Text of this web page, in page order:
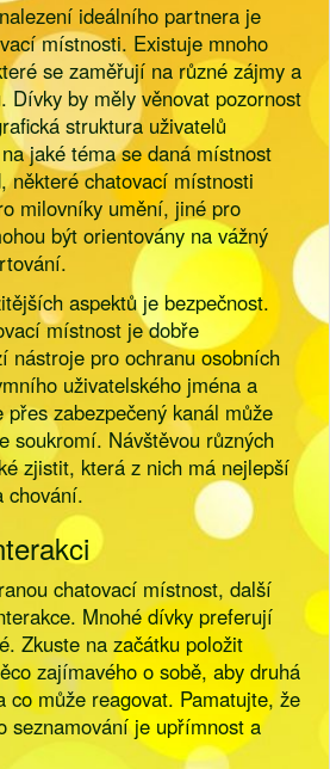
ideálního partnera je
místnosti. Existuje mnoho
se zaměřují na různé zájmy a
Dívky by měly věnovat pozornost
struktura uživatelů
jaké téma se daná místnost
některé chatovací místnosti
milovníky umění, jiné pro
být orientovány na vážný
aspektů je bezpečnost.
místnost je dobře
nástroje pro ochranu osobních
uživatelského jména a
zabezpečený kanál může
soukromí. Návštěvou různých
zjistit, která z nich má nejlepší
chování.
chatovací místnost, další
Mnohé dívky preferují
Zkuste na začátku položit
zajímavého o sobě, aby druhá
co může reagovat. Pamatujte, že
seznamování je upřímnost a